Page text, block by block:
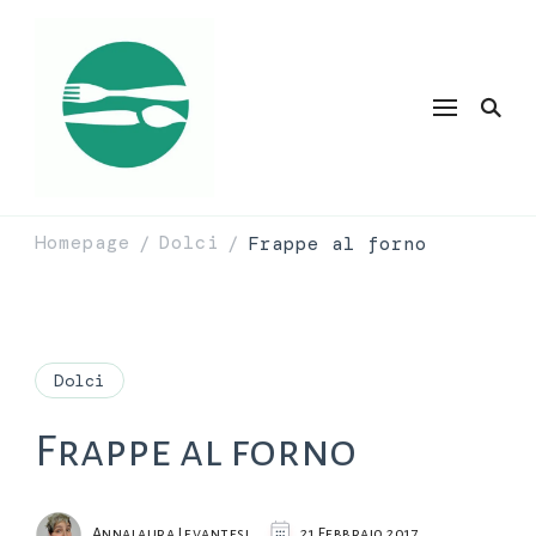
Homepage / Dolci / Frappe al forno
Dolci
Frappe al forno